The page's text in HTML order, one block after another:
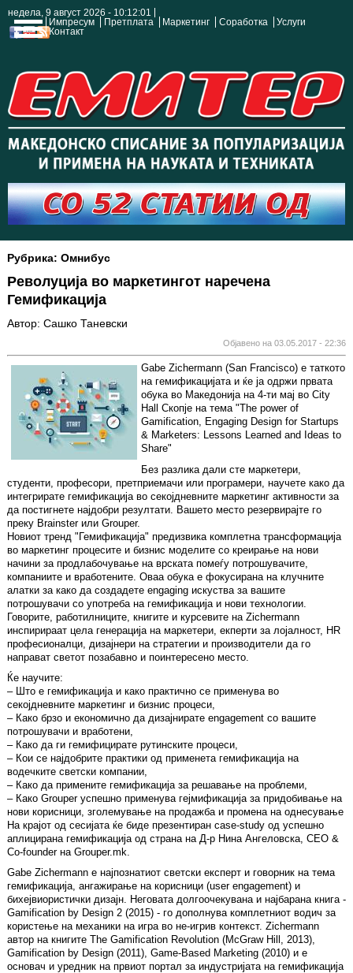
недела, 9 август 2026 - 10:12:01
Импресум
Претплата Маркетинг Соработка
Услуги
Контакт
Рубрика: Омнибус
Револуција во маркетингот наречена
Гемификација
Автор: Сашко Таневски
Објавено на 03.05.2017 - 22:36
Gabe Zichermann (San Francisco) e таткото
на гемификацијата и ќе ја одржи првата
обука во Македонија на 4-ти мај во City
Hall Скопје на тема "The power of
Gamification, Engaging Design for Startups
& Marketers: Lessons Learned and Ideas to
Share"
Без разлика дали сте маркетери,
студенти, професори, претприемачи или програмери, научете како да
интегрирате гемификација во секојдневните маркетинг активности за
да постигнете најдобри резултати. Вашето место резервирајте го
преку Brainster или Grouper.
Новиот тренд "Гемификација" предизвика комплетна трансформација
во маркетинг процесите и бизнис моделите со креирање на нови
начини за продлабочување на врската помеѓу потрошувачите,
компаниите и вработените. Оваа обука е фокусирана на клучните
алатки за како да создадете engaging искуства за вашите
потрошувачи со употреба на гемификација и нови технологии.
Говорите, работилниците, книгите и курсевите на Zichermann
инспирираат цела генерација на маркетери, екперти за лојалност, HR
професионалци, дизајнери на стратегии и производители да го
направат светот позабавно и поинтересено место.
Ќе научите:
– Што е гемификација и како практично се применува во
секојдневните маркетинг и бизнис процеси,
– Како брзо и економично да дизајнирате engagement со вашите
потрошувачи и вработени,
– Како да ги гемифицирате рутинските процеси,
– Кои се најдобрите практики од применета гемификација на
водечките светски компании,
– Како да примените гемификација за решавање на проблеми,
– Како Grouper успешно применува гејмификација за придобивање на
нови корисници, зголемување на продажба и промена на однесување
На крајот од сесијата ќе биде презентиран case-study од успешно
аплицирана гемификација од страна на Д-р Нина Ангеловска, CEO &
Co-founder на Grouper.mk.
Gabe Zichermann е најпознатиот светски експерт и говорник на тема
гемификација, ангажирање на корисници (user engagement) и
бихејвиористички дизајн. Неговата долгоочекувана и најбарана книга -
Gamification by Design 2 (2015) - го дополнува комплетниот водич за
користење на механики на игра во не-игрив контекст. Zichermann
автор на книгите The Gamification Revolution (McGraw Hill, 2013),
Gamification by Design (2011), Game-Based Marketing (2010) и е
основач и уредник на првиот портал за индустријата на гемификација